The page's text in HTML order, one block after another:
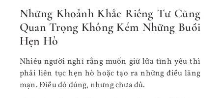
Những Khoảnh Khắc Riêng Tư Cũng
Quan Trọng Không Kém Những Buổi
Hẹn Hò
Nhiều người nghĩ rằng muốn giữ lửa tình yêu thì
phải liên tục hẹn hò hoặc tạo ra những điều lãng
mạn. Điều đó đúng, nhưng chưa đủ.